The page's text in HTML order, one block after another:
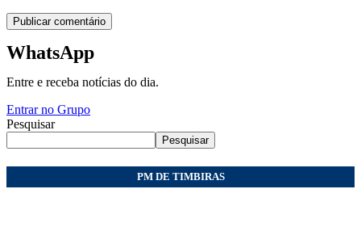
WhatsApp
Entre e receba notícias do dia.
Entrar no Grupo
Pesquisar
Pesquisar
PM DE TIMBIRAS